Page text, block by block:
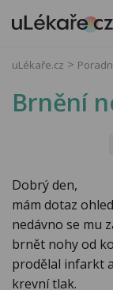
uLékaře.cz
Brnění
Dobrý den,
mám dotaz
nedávno se mu
brnět nohy od
prodělal infarkt
krevní tlak.